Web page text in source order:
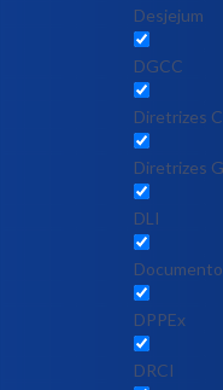
Desjejum
DGCC
Diretrizes
Diretrizes
DLI
DPPEx
DRCI